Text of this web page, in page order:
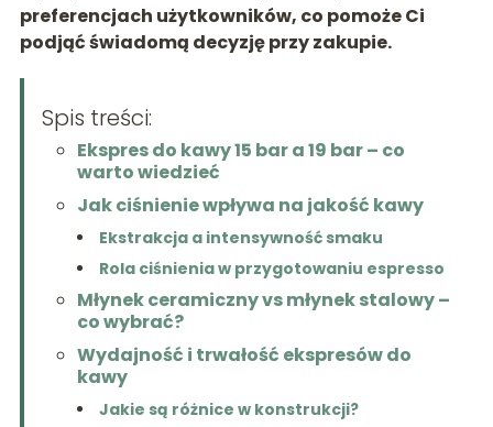
preferencjach użytkowników, co pomoże Ci
podjąć świadomą decyzję przy zakupie.
Spis treści:
Ekspres do kawy 15 bar a 19 bar – co
warto wiedzieć
Jak ciśnienie wpływa na jakość kawy
Ekstrakcja a intensywność smaku
Rola ciśnienia w przygotowaniu espresso
Młynek ceramiczny vs młynek stalowy –
co wybrać?
Wydajność i trwałość ekspresów do
kawy
Jakie są różnice w konstrukcji?